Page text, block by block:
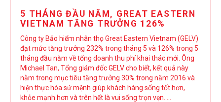
5 THÁNG ĐẦU NĂM, GREAT EASTERN
VIETNAM TĂNG TRƯỞNG 126%
Công ty Bảo hiểm nhân thọ Great Eastern Vietnam (GELV)
đạt mức tăng trưởng 232% trong tháng 5 và 126% trong 5
tháng đầu năm về tổng doanh thu phí khai thác mới. Ông
Michael Tan, Tổng giám đốc GELV cho biết, kết quả này
nằm trong mục tiêu tăng trưởng 30% trong năm 2016 và
hiện thực hóa sứ mệnh giúp khách hàng sống tốt hơn,
khỏe mạnh hơn và trên hết là vui sống trọn vẹn. …